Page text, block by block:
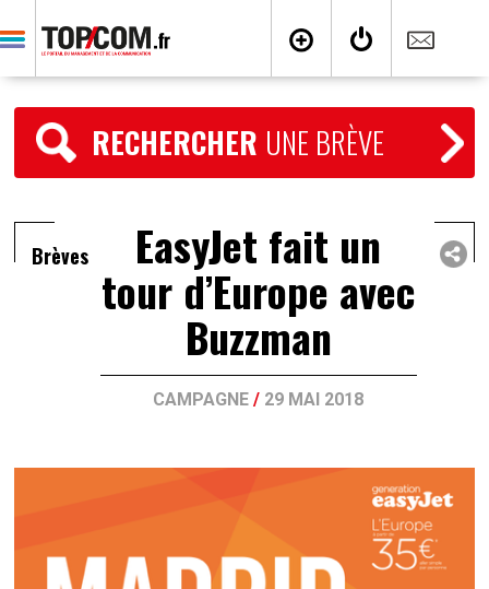
RECHERCHER UNE BRÈVE
Brèves EasyJet fait un
tour d’Europe avec
Buzzman
CAMPAGNE / 29 MAI 2018